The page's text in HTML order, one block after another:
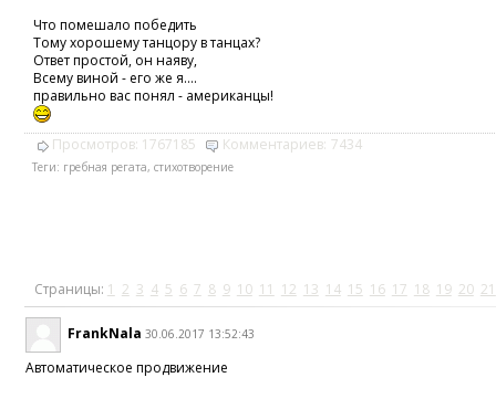
Что помешало победить
Тому хорошему танцору в танцах?
Ответ простой, он наяву,
Всему виной - его же я....
правильно вас понял - американцы!
Просмотров: 1767185 Комментариев: 7434
Теги: гребная регата, стихотворение
Страницы: 1 2 3 4 5 6 7 8 9 10 11 12 13 14 15 16 17 18 19 20 21
FrankNala 30.06.2017 13:52:43
Автоматическое продвижение